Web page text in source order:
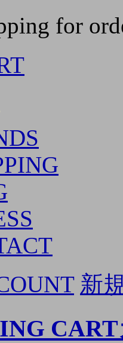
for
新
CART